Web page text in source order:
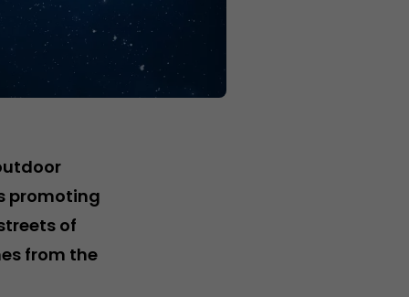
promoting
of
from the